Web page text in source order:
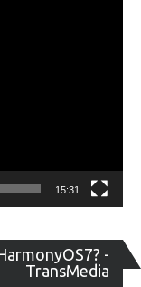
15:31
-
TransMedia
de